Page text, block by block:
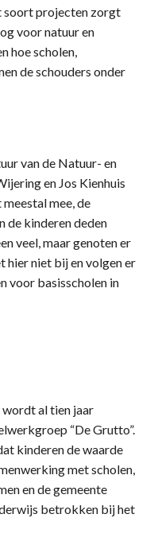
soort projecten zorgt
voor natuur en
hoe scholen,
de schouders onder
van de Natuur- en
en Jos Kienhuis
mee, de
de kinderen deden
veel, maar genoten er
niet bij en volgen er
voor basisscholen in
al tien jaar
“De Grutto”.
kinderen de waarde
met scholen,
en de gemeente
betrokken bij het